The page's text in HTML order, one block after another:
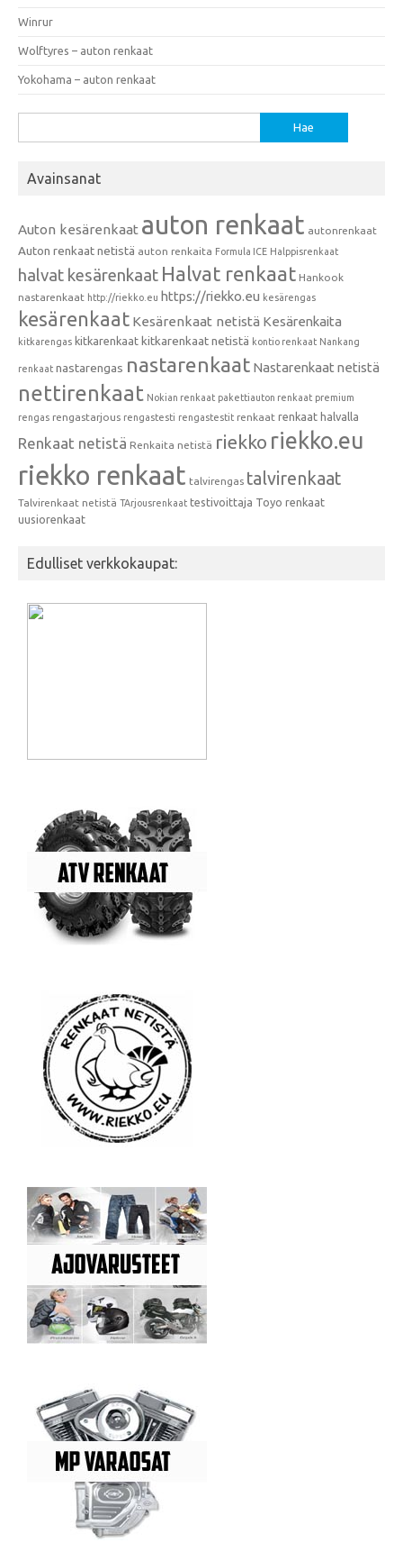
Winrur
Wolftyres – auton renkaat
Yokohama – auton renkaat
Avainsanat
Auton kesärenkaat auton renkaat autonrenkaat
Auton renkaat netistä auton renkaita Formula ICE Halppisrenkaat
halvat kesärenkaat Halvat renkaat Hankook
nastarenkaat http://riekko.eu https://riekko.eu kesärengas
kesärenkaat Kesärenkaat netistä Kesärenkaita
kitkarengas kitkarenkaat kitkarenkaat netistä kontio renkaat Nankang
renkaat nastarengas nastarenkaat Nastarenkaat netistä
nettirenkaat Nokian renkaat pakettiauton renkaat premium
rengas rengastarjous rengastesti rengastestit renkaat renkaat halvalla
Renkaat netistä Renkaita netistä riekko riekko.eu
riekko renkaat talvirengas talvirenkaat
Talvirenkaat netistä TArjousrenkaat testivoittaja Toyo renkaat
uusiorenkaat
Edulliset verkkokaupat: